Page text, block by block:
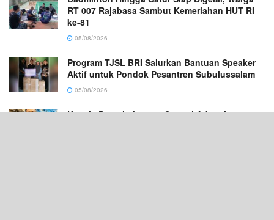
RT 007 Rajabasa Sambut Kemeriahan HUT RI
ke-81
05/08/2026
Program TJSL BRI Salurkan Bantuan Speaker
Aktif untuk Pondok Pesantren Subulussalam
05/08/2026
Kepala Daerah Jangan Gengsi Adopsi